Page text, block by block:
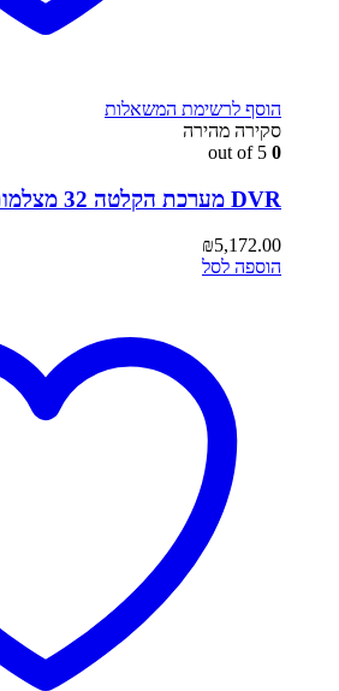
הוסף לרשימת המשאלות
סקירה מהירה
0
DVR מערכת הקלטה 32 מצלמות – NOVO 32
₪5,172.00
הוספה לסל